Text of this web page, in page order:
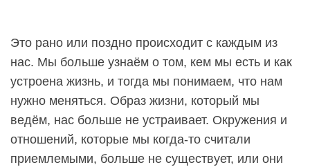
Это рано или поздно происходит с каждым из
нас. Мы больше узнаём о том, кем мы есть и как
устроена жизнь, и тогда мы понимаем, что нам
нужно меняться. Образ жизни, который мы
ведём, нас больше не устраивает. Окружения и
отношений, которые мы когда-то считали
приемлемыми, больше не существует, или они